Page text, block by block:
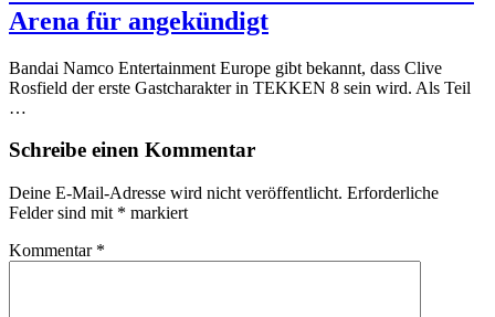
Arena für angekündigt
Bandai Namco Entertainment Europe gibt bekannt, dass Clive
Rosfield der erste Gastcharakter in TEKKEN 8 sein wird. Als Teil
…
Schreibe einen Kommentar
Deine E-Mail-Adresse wird nicht veröffentlicht. Erforderliche
Felder sind mit * markiert
Kommentar *